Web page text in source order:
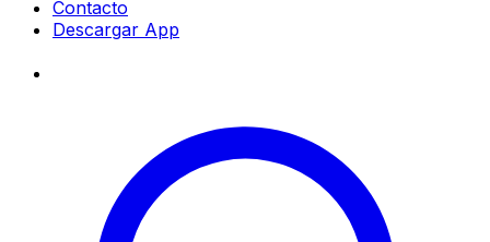
Contacto
Descargar App